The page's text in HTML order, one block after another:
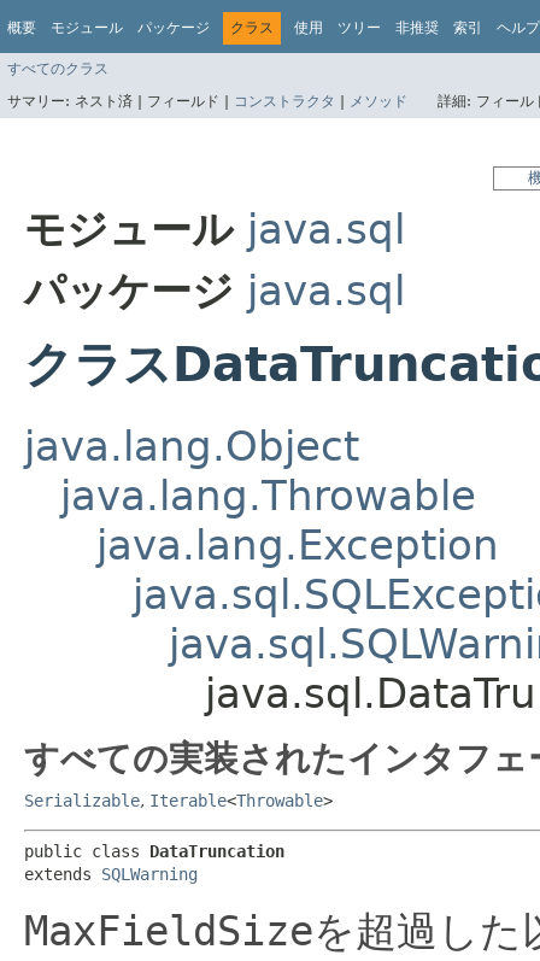
概要 モジュール パッケージ クラス 使用 ツリー 非推奨 索引 ヘルプ
すべてのクラス
サマリー: ネスト済 | フィールド | コンストラクタ | メソッド 詳細: フィー
モジュール java.sql
パッケージ java.sql
クラス
java.lang.Object
java.lang.Throwable
java.lang.Exception
すべての実装されたインタフ
Serializable, Iterable<Throwable>
public class DataTruncation
extends SQLWarning
MaxFieldSizeを超過した